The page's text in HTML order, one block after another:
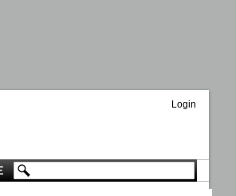
Login